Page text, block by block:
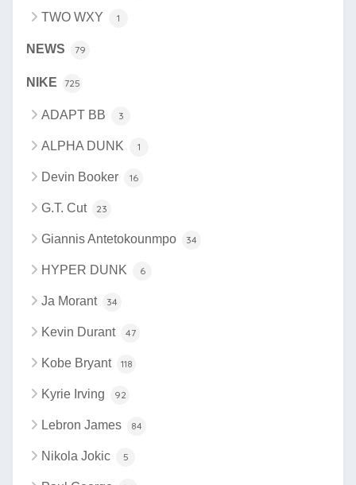
TWO WXY 1
NEWS 79
NIKE 725
ADAPT BB 3
ALPHA DUNK 1
Devin Booker 16
G.T. Cut 23
Giannis Antetokounmpo 34
HYPER DUNK 6
Ja Morant 34
Kevin Durant 47
Kobe Bryant 118
Kyrie Irving 92
Lebron James 84
Nikola Jokic 5